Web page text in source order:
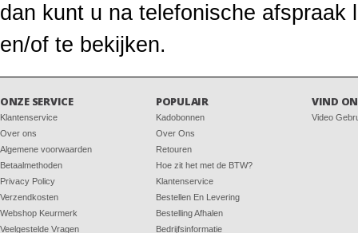
dan kunt u na telefonische
en/of te bekijken.
ONZE SERVICE
Klantenservice
Over ons
Algemene voorwaarden
Betaalmethoden
Privacy Policy
Verzendkosten
Webshop Keurmerk
Veelgestelde Vragen
POPULAIR
Kadobonnen
Over Ons
Retouren
Hoe zit het met de BTW?
Klantenservice
Bestellen En Levering
Bestelling Afhalen
Bedrijfsinformatie
VIND
Video